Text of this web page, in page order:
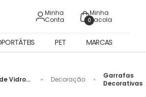
Minha
Conta
0
Minha
Sacola
PET MARCAS
Vidro
Decoração
Garrafas
Decorativas